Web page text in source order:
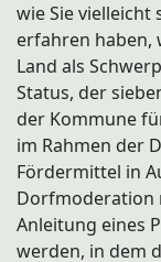
wie Sie vielleicht
erfahren haben,
Land als
Status, der
der Kommune
im Rahmen der
Fördermittel in
Dorfmoderation
Anleitung eines
werden, in dem